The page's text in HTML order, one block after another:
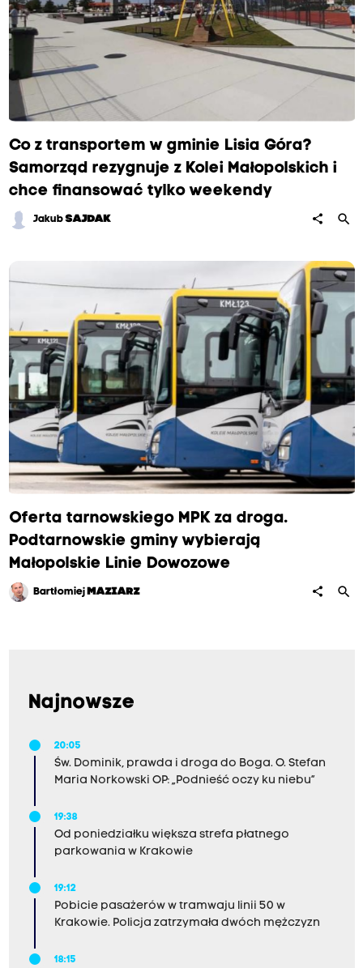
Co z transportem w gminie Lisia Góra?
Samorząd rezygnuje z Kolei Małopolskich i
chce finansować tylko weekendy
JakubSAJDAK share search
Oferta tarnowskiego MPK za droga.
Podtarnowskie gminy wybierają
Małopolskie Linie Dowozowe
Bartłomiej MAZIARZ share search
Najnowsze
20:05
Św. Dominik, prawda i droga do Boga. O. Stefan
Maria Norkowski OP: „Podnieść oczy ku niebu”
19:38
Od poniedziałku większa strefa płatnego
parkowania w Krakowie
19:12
Pobicie pasażerów w tramwaju linii 50 w
Krakowie. Policja zatrzymała dwóch mężczyzn
18:15